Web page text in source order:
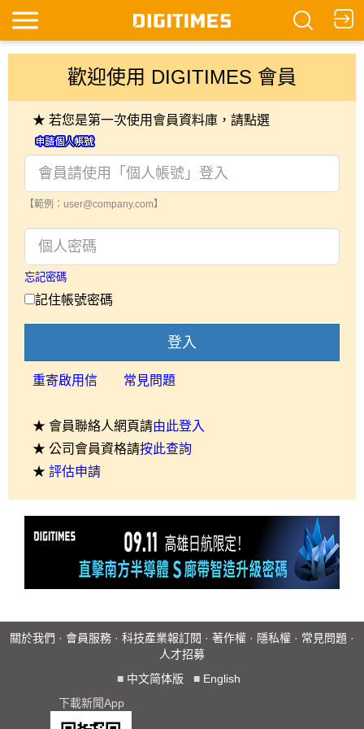
歡迎使用 DIGITIMES 會員
★ 若您是第一次使用會員資料庫，請點選
【範例：user@company.com】
忘記密碼
記住帳號密碼
登入
重寄啟用信 常見問題
★ 會員聯絡人網頁請由此登入
★ 公司會員資格請按此查詢
★ 評估申請
關於我們 · 會員服務 · 科技產業報訂閱 · 著作權 · 隱私權 · 常見問題 ·
人才招募
■ 中文简体版 ■ English
下載新聞App